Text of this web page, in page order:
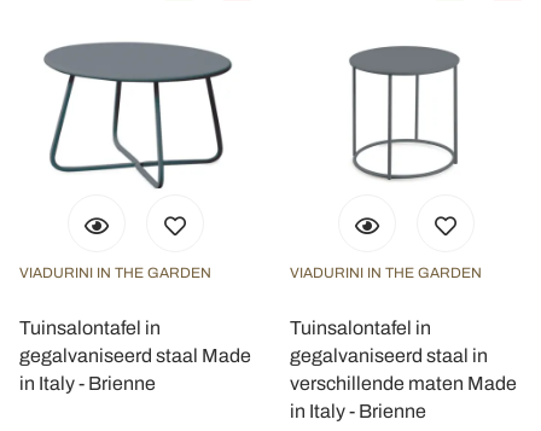
VIADURINI IN THE GARDEN
Tuinsalontafel in
gegalvaniseerd staal Made
in Italy - Brienne
VIADURINI IN THE GARDEN
Tuinsalontafel in
gegalvaniseerd staal in
verschillende maten Made
in Italy - Brienne